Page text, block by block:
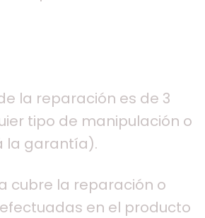
la reparación es de 3
tipo de manipulación o
la garantía).
cubre la reparación o
en el producto